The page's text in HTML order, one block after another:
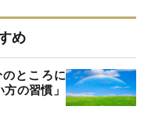
め
のところに
の習慣」